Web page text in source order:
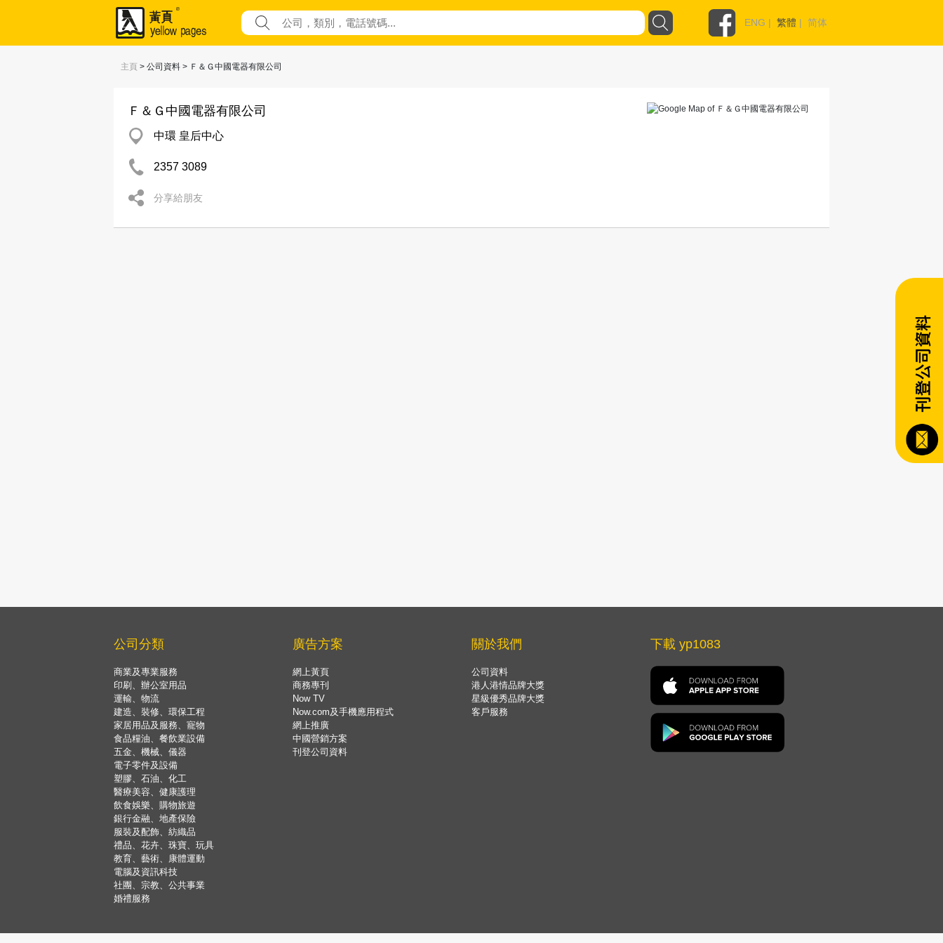
ENG | 繁體 | 简体
主頁 > 公司資料 > Ｆ＆Ｇ中國電器有限公司
Ｆ＆Ｇ中國電器有限公司
中環 皇后中心
2357 3089
分享給朋友
公司分類
商業及專業服務
印刷、辦公室用品
運輸、物流
建造、裝修、環保工程
家居用品及服務、寵物
食品糧油、餐飲業設備
五金、機械、儀器
電子零件及設備
塑膠、石油、化工
醫療美容、健康護理
飲食娛樂、購物旅遊
銀行金融、地產保險
服裝及配飾、紡織品
禮品、花卉、珠寶、玩具
教育、藝術、康體運動
電腦及資訊科技
社團、宗教、公共事業
婚禮服務
廣告方案
網上黃頁
商務專刊
Now TV
Now.com及手機應用程式
網上推廣
中國營銷方案
刊登公司資料
關於我們
公司資料
港人港情品牌大獎
星級優秀品牌大獎
客戶服務
下載 yp1083